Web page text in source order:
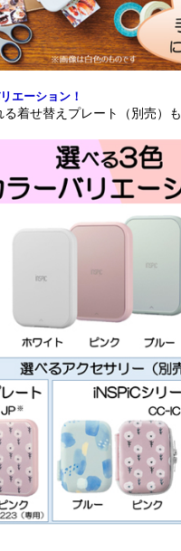
エーション！
着せ替えプレート（別売）も